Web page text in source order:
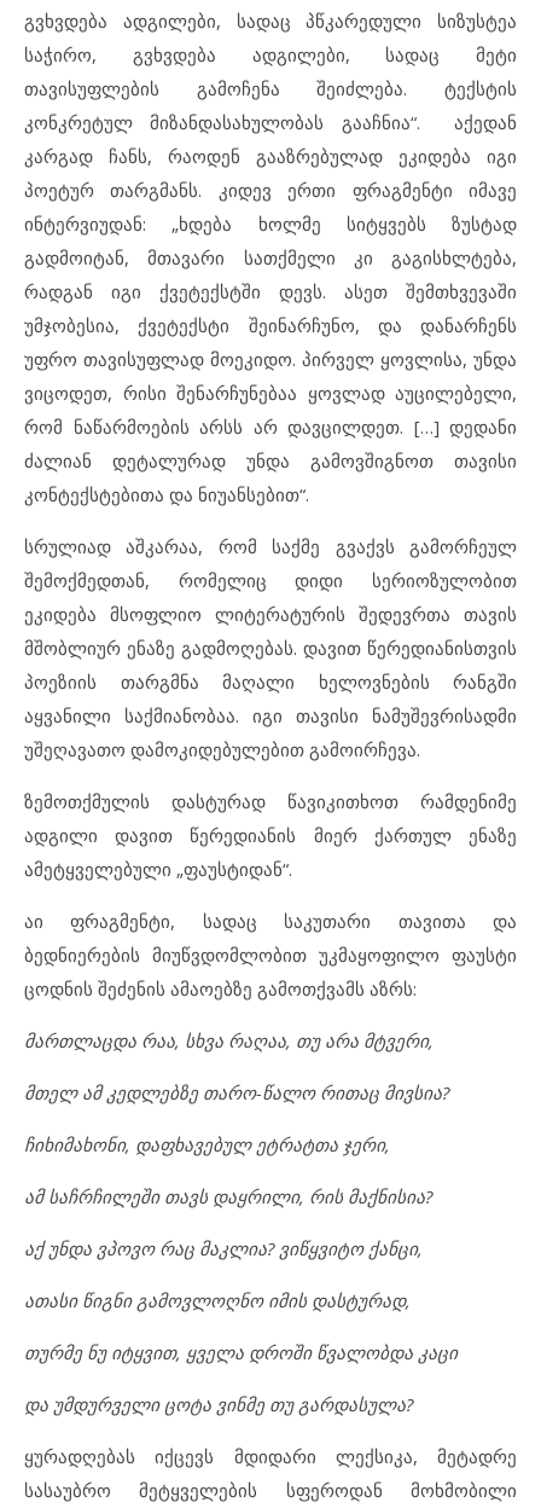
გვხვდება ადგილები, სადაც პწკარედული სიზუსტეა
საჭირო, გვხვდება ადგილები, სადაც მეტი
თავისუფლების გამოჩენა შეიძლება. ტექსტის
კონკრეტულ მიზანდასახულობას გააჩნია“. აქედან
კარგად ჩანს, რაოდენ გააზრებულად ეკიდება იგი
პოეტურ თარგმანს. კიდევ ერთი ფრაგმენტი იმავე
ინტერვიუდან: „ხდება ხოლმე სიტყვებს ზუსტად
გადმოიტან, მთავარი სათქმელი კი გაგისხლტება,
რადგან იგი ქვეტექსტში დევს. ასეთ შემთხვევაში
უმჯობესია, ქვეტექსტი შეინარჩუნო, და დანარჩენს
უფრო თავისუფლად მოეკიდო. პირველ ყოვლისა, უნდა
ვიცოდეთ, რისი შენარჩუნებაა ყოვლად აუცილებელი,
რომ ნაწარმოების არსს არ დავცილდეთ. […] დედანი
ძალიან დეტალურად უნდა გამოვშიგნოთ თავისი
კონტექსტებითა და ნიუანსებით“.
სრულიად აშკარაა, რომ საქმე გვაქვს გამორჩეულ
შემოქმედთან, რომელიც დიდი სერიოზულობით
ეკიდება მსოფლიო ლიტერატურის შედევრთა თავის
მშობლიურ ენაზე გადმოღებას. დავით წერედიანისთვის
პოეზიის თარგმნა მაღალი ხელოვნების რანგში
აყვანილი საქმიანობაა. იგი თავისი ნამუშევრისადმი
უშეღავათო დამოკიდებულებით გამოირჩევა.
ზემოთქმულის დასტურად წავიკითხოთ რამდენიმე
ადგილი დავით წერედიანის მიერ ქართულ ენაზე
ამეტყველებული „ფაუსტიდან“.
აი ფრაგმენტი, სადაც საკუთარი თავითა და
ბედნიერების მიუწვდომლობით უკმაყოფილო ფაუსტი
ცოდნის შეძენის ამაოებზე გამოთქვამს აზრს:
მართლაცდა რაა, სხვა რაღაა, თუ არა მტვერი,
მთელ ამ კედლებზე თარო-წალო რითაც მივსია?
ჩიხიმახონი, დაფხავებულ ეტრატთა ჯერი,
ამ საჩრჩილეში თავს დაყრილი, რის მაქნისია?
აქ უნდა ვპოვო რაც მაკლია? ვიწყვიტო ქანცი,
ათასი წიგნი გამოვლოღნო იმის დასტურად,
თურმე ნუ იტყვით, ყველა დროში წვალობდა კაცი
და უმდურველი ცოტა ვინმე თუ გარდასულა?
ყურადღებას იქცევს მდიდარი ლექსიკა, მეტადრე
სასაუბრო მეტყველების სფეროდან მოხმობილი